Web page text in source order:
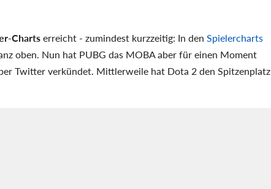
Chartserreicht - zumindest kurzzeitig: In den Spielercharts
oben. Nun hat PUBG das MOBA aber für einen Moment
Twitter verkündet. Mittlerweile hat Dota 2 den Spitzenplatz